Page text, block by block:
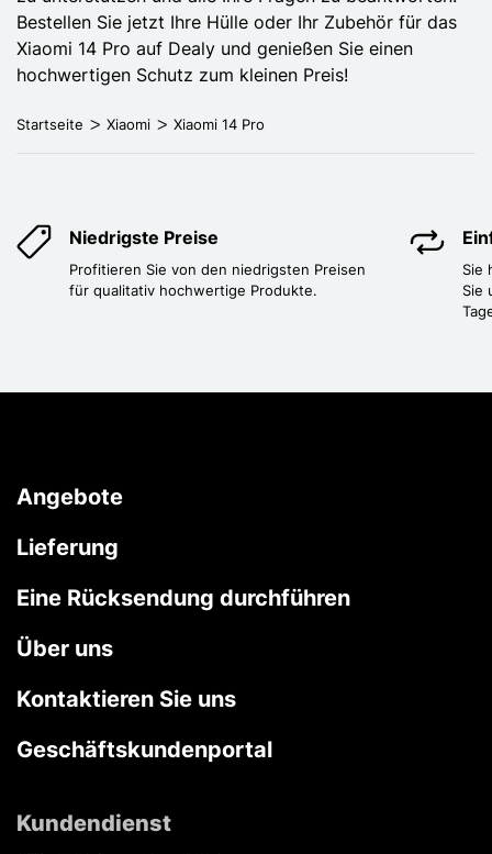
Bestellen Sie jetzt Ihre Hülle oder Ihr Zubehör für das
Xiaomi 14 Pro auf Dealy und genießen Sie einen
hochwertigen Schutz zum kleinen Preis!
Startseite Xiaomi Xiaomi 14 Pro
Niedrigste Preise
Profitieren Sie von den niedrigsten Preisen
für qualitativ hochwertige Produkte.
Sie
Sie
Angebote
Lieferung
Eine Rücksendung durchführen
Über uns
Kontaktieren Sie uns
Geschäftskundenportal
Kundendienst